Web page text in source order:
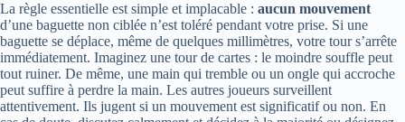
La règle essentielle est simple et implacable : aucun mouvement
d’une baguette non ciblée n’est toléré pendant votre prise. Si une
baguette se déplace, même de quelques millimètres, votre tour s’arrête
immédiatement. Imaginez une tour de cartes : le moindre souffle peut
tout ruiner. De même, une main qui tremble ou un ongle qui accroche
peut suffire à perdre la main. Les autres joueurs surveillent
attentivement. Ils jugent si un mouvement est significatif ou non. En